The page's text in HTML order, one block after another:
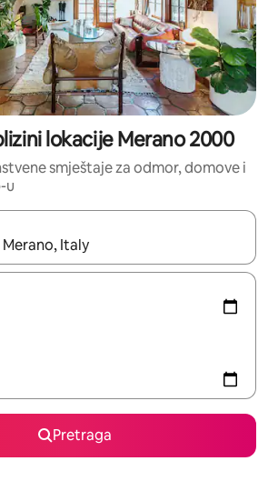
lokacije Merano 2000
smještaje za odmor, domove i
u
možete da se krećete kroz njih
Pretraga